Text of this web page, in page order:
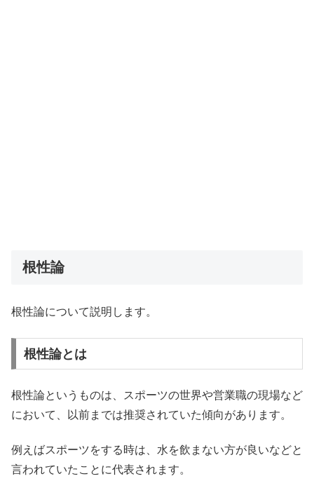
根性論
根性論について説明します。
根性論とは
根性論というものは、スポーツの世界や営業職の現場など
において、以前までは推奨されていた傾向があります。
例えばスポーツをする時は、水を飲まない方が良いなどと
言われていたことに代表されます。